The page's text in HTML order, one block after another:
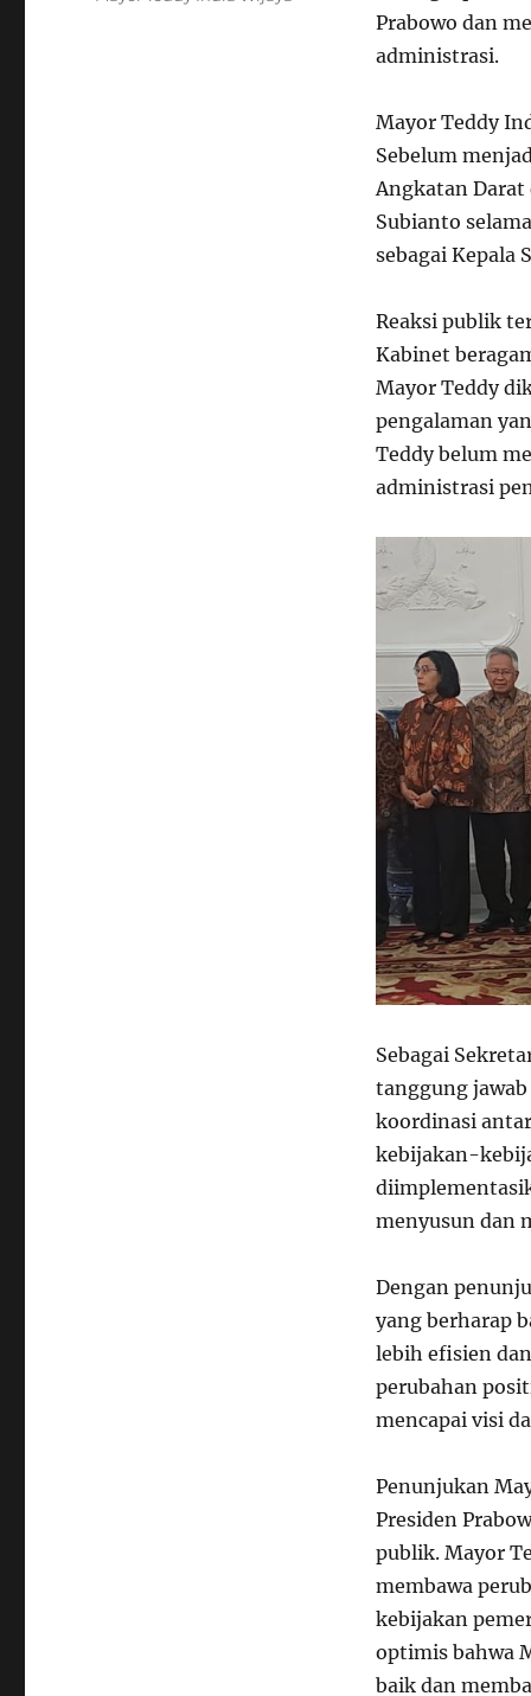
Prabowo dan
administrasi.
Mayor Teddy
Sebelum
Angkatan Darat
Subianto
sebagai Kepala
Reaksi publik
Kabinet
Mayor Teddy
pengalaman
Teddy belum
administrasi
Sebagai
tanggung jawab
koordinasi
kebijakan-
menyusun dan
Dengan
yang berharap
lebih efisien
perubahan
mencapai visi
Penunjukan
Presiden
publik. Mayor
membawa
kebijakan
optimis bahwa
baik dan